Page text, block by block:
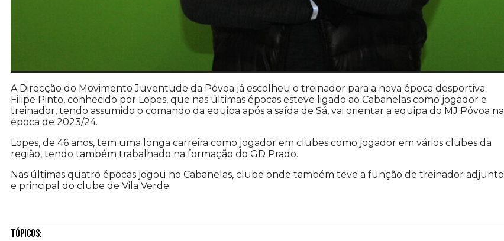
A Direcção do Movimento Juventude da Póvoa já escolheu o treinador para a nova época desportiva.
Filipe Pinto, conhecido por Lopes, que nas últimas épocas esteve ligado ao Cabanelas como jogador e
treinador, tendo assumido o comando da equipa após a saída de Sá, vai orientar a equipa do MJ Póvoa na
época de 2023/24.
Lopes, de 46 anos, tem uma longa carreira como jogador em clubes como jogador em vários clubes da
região, tendo também trabalhado na formação do GD Prado.
Nas últimas quatro épocas jogou no Cabanelas, clube onde também teve a função de treinador adjunto
e principal do clube de Vila Verde.
Tópicos: